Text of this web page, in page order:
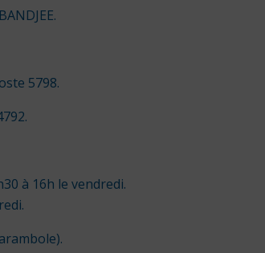
5798.
à 16h le vendredi.